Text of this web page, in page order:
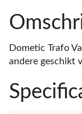
Dometic Trafo
andere geschikt